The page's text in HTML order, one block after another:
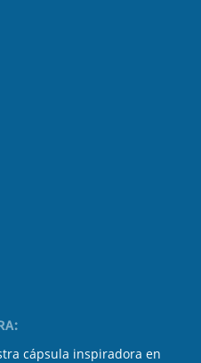
cápsula inspiradora en